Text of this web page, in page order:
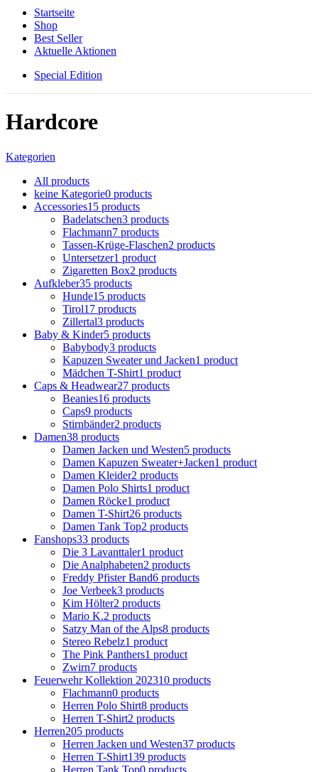
Startseite
Shop
Best Seller
Aktuelle Aktionen
Special Edition
Hardcore
Kategorien
All products
keine Kategorie0 products
Accessories15 products
Badelatschen3 products
Flachmann7 products
Tassen-Krüge-Flaschen2 products
Untersetzer1 product
Zigaretten Box2 products
Aufkleber35 products
Hunde15 products
Tirol17 products
Zillertal3 products
Baby & Kinder5 products
Babybody3 products
Kapuzen Sweater und Jacken1 product
Mädchen T-Shirt1 product
Caps & Headwear27 products
Beanies16 products
Caps9 products
Stirnbänder2 products
Damen38 products
Damen Jacken und Westen5 products
Damen Kapuzen Sweater+Jacken1 product
Damen Kleider2 products
Damen Polo Shirts1 product
Damen Röcke1 product
Damen T-Shirt26 products
Damen Tank Top2 products
Fanshops33 products
Die 3 Lavanttaler1 product
Die Analphabeten2 products
Freddy Pfister Band6 products
Joe Verbeek3 products
Kim Hölter2 products
Mario K.2 products
Satzy Man of the Alps8 products
Stereo Rebelz1 product
The Pink Panthers1 product
Zwirn7 products
Feuerwehr Kollektion 202310 products
Flachmann0 products
Herren Polo Shirt8 products
Herren T-Shirt2 products
Herren205 products
Herren Jacken und Westen37 products
Herren T-Shirt139 products
Herren Tank Top0 products